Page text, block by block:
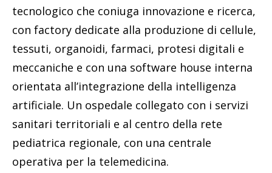
tecnologico che coniuga innovazione e ricerca,
con factory dedicate alla produzione di cellule,
tessuti, organoidi, farmaci, protesi digitali e
meccaniche e con una software house interna
orientata all’integrazione della intelligenza
artificiale. Un ospedale collegato con i servizi
sanitari territoriali e al centro della rete
pediatrica regionale, con una centrale
operativa per la telemedicina.